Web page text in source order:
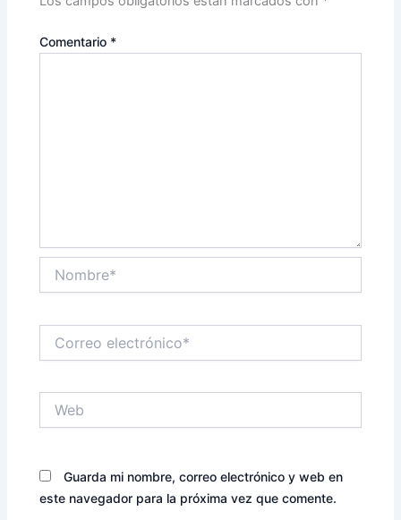
Comentario *
electrónico*
Guarda mi nombre, correo electrónico y web en
este navegador para la próxima vez que comente.